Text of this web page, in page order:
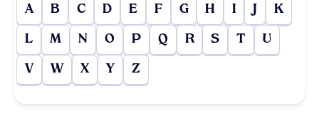
A B C D E F G H I J K
L M N O P Q R S T U
V W X Y Z